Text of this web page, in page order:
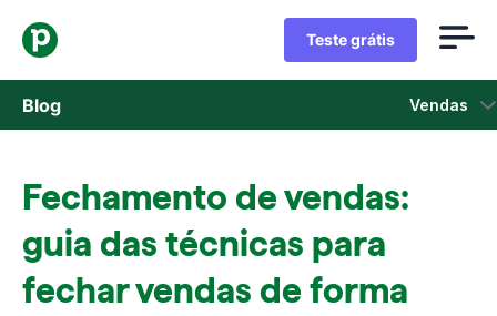
Teste grátis
Blog Vendas
Marketing
Atualizações de Produtos
Fechamento de vendas:
guia das técnicas para
fechar vendas de forma